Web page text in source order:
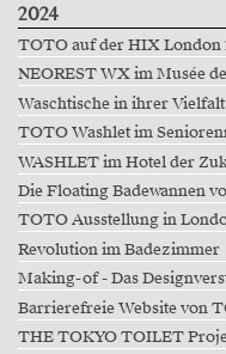
2024
TOTO auf der HIX London
NEOREST WX im Musée
Waschtische in ihrer Vielfalt
TOTO Washlet im
WASHLET im Hotel der
Die Floating Badewannen
TOTO Ausstellung in
Revolution im Badezimmer
Making-of - Das
Barrierefreie Website von
THE TOKYO TOILET